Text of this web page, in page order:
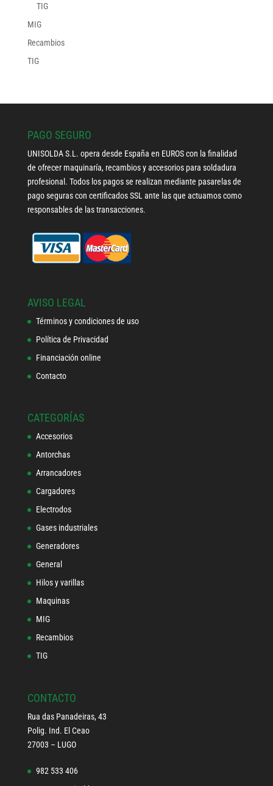
TIG
MIG
Recambios
TIG
PAGO SEGURO
UNISOLDA S.L. opera desde España en EUROS con la finalidad
de ofrecer maquinaría, recambios y accesorios para soldadura
profesional. Todos los pagos se realizan mediante pasarelas de
pago seguras con certificados SSL ante las que actuamos como
responsables de las transacciones.
AVISO LEGAL
Términos y condiciones de uso
Política de Privacidad
Financiación online
Contacto
CATEGORÍAS
Accesorios
Antorchas
Arrancadores
Cargadores
Electrodos
Gases industriales
Generadores
General
Hilos y varillas
Maquinas
MIG
Recambios
TIG
CONTACTO
Rua das Panadeiras, 43
Polig. Ind. El Ceao
27003 – LUGO
982 533 406